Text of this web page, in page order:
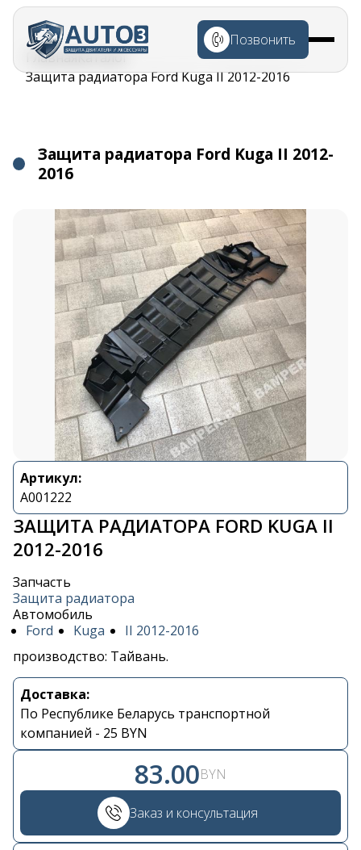
Перейти к
основному
содержанию
Позвонить
Строка
навигации
ГлавнаяКаталог
Защита радиатора Ford Kuga II 2012-2016
Защита радиатора Ford Kuga II 2012-
2016
Артикул:
A001222
ЗАЩИТА РАДИАТОРА FORD KUGA II
2012-2016
Запчасть
Защита радиатора
Автомобиль
Ford
Kuga
II 2012-2016
производство: Тайвань.
Доставка:
По Республике Беларусь транспортной
компанией - 25 BYN
83.00BYN
Заказ и консультация
Контакты
+375 29 870 15 80
Viber